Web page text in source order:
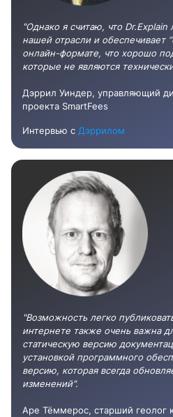
"Однако я считаю, что
нашей отрасли и обеспечивает
онлайн-формате, что хорошо
которые не являются
Дэррил Уиндер, управляющий
проекта SmartFees
Интервью с Дэррилом
"Возможность легко
интернете также очень важна
статическую версию
установкой программного
версию, которая всегда
изменений".
Аре Тёммерос, старший геолог